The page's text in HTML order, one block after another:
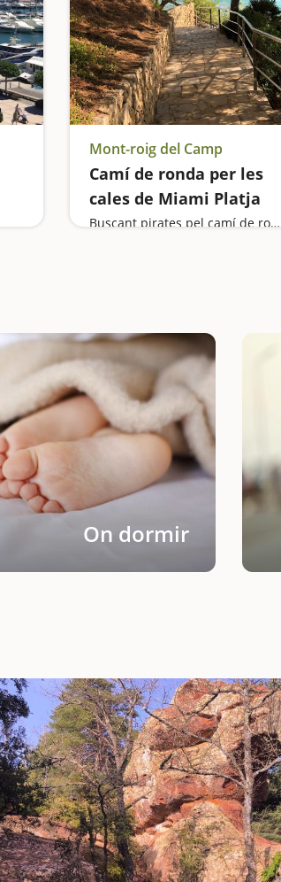
Mont-roig del Camp
Camí de ronda per les
cales de Miami Platja
Buscant pirates pel camí de ronda
On dormir